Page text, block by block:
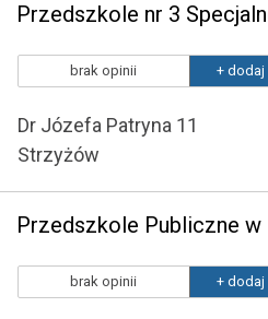
brak opinii + dodaj
Dr Józefa Patryna 11
Strzyżów
Przedszkole Publiczne
brak opinii + dodaj